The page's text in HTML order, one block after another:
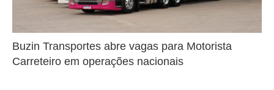
Buzin Transportes abre vagas para Motorista
Carreteiro em operações nacionais